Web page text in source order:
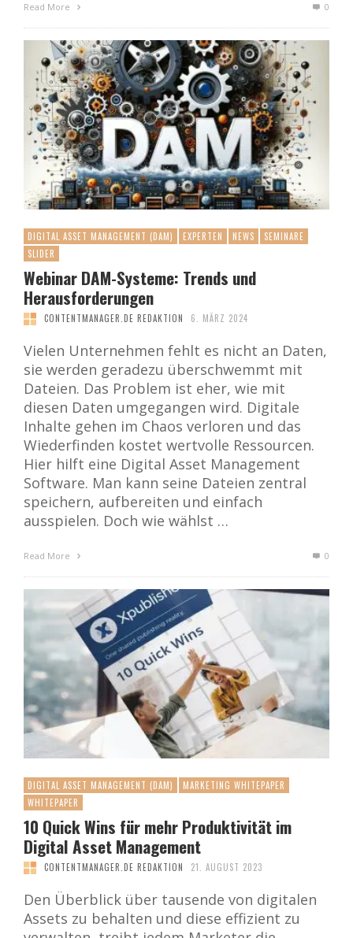
Read More 0
DIGITAL ASSET MANAGEMENT (DAM) EXPERTEN NEWS
SEMINARE
SLIDER
Webinar DAM-Systeme: Trends und
Herausforderungen
CONTENTMANAGER.DE REDAKTION 6. MÄRZ 2024
Vielen Unternehmen fehlt es nicht an Daten,
sie werden geradezu überschwemmt mit
Dateien. Das Problem ist eher, wie mit
diesen Daten umgegangen wird. Digitale
Inhalte gehen im Chaos verloren und das
Wiederfinden kostet wertvolle Ressourcen.
Hier hilft eine Digital Asset Management
Software. Man kann seine Dateien zentral
speichern, aufbereiten und einfach
ausspielen. Doch wie wählst …
Read More 0
DIGITAL ASSET MANAGEMENT (DAM)
MARKETING WHITEPAPER
WHITEPAPER
10 Quick Wins für mehr Produktivität im
Digital Asset Management
CONTENTMANAGER.DE REDAKTION 21. AUGUST 2023
Den Überblick über tausende von digitalen
Assets zu behalten und diese effizient zu